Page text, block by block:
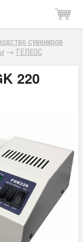
сувениров
→ ГЕЛЕОС
220